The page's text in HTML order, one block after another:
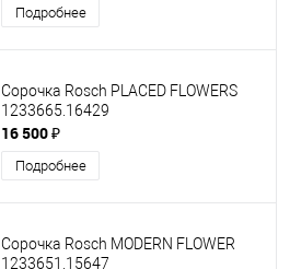
Подробнее
Сорочка Rosch PLACED FLOWERS
1233665.16429
16 500 ₽
Подробнее
Сорочка Rosch MODERN FLOWER
1233651.15647